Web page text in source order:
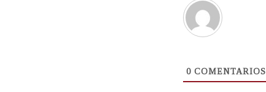
0 COMENTARIOS